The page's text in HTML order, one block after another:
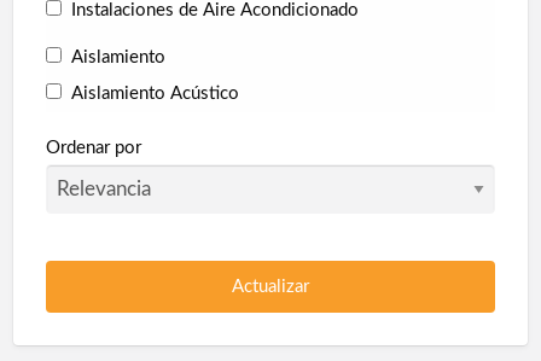
Instalaciones de Aire Acondicionado
Aislamiento
Aislamiento Acústico
Collarines Intumescentes
Pladur
Protección en túneles
Ordenar por